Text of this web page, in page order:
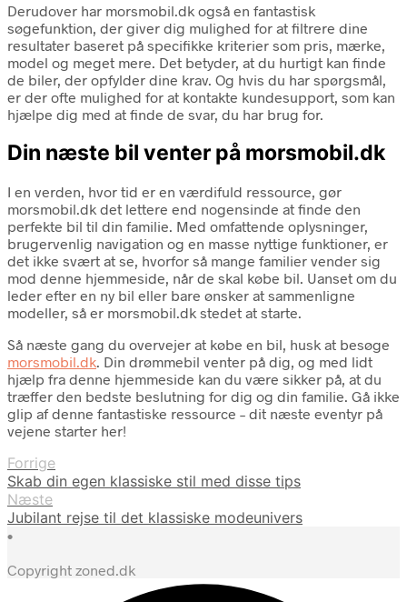
Derudover har morsmobil.dk også en fantastisk
søgefunktion, der giver dig mulighed for at filtrere dine
resultater baseret på specifikke kriterier som pris, mærke,
model og meget mere. Det betyder, at du hurtigt kan finde
de biler, der opfylder dine krav. Og hvis du har spørgsmål,
er der ofte mulighed for at kontakte kundesupport, som kan
hjælpe dig med at finde de svar, du har brug for.
Din næste bil venter på morsmobil.dk
I en verden, hvor tid er en værdifuld ressource, gør
morsmobil.dk det lettere end nogensinde at finde den
perfekte bil til din familie. Med omfattende oplysninger,
brugervenlig navigation og en masse nyttige funktioner, er
det ikke svært at se, hvorfor så mange familier vender sig
mod denne hjemmeside, når de skal købe bil. Uanset om du
leder efter en ny bil eller bare ønsker at sammenligne
modeller, så er morsmobil.dk stedet at starte.
Så næste gang du overvejer at købe en bil, husk at besøge
morsmobil.dk. Din drømmebil venter på dig, og med lidt
hjælp fra denne hjemmeside kan du være sikker på, at du
træffer den bedste beslutning for dig og din familie. Gå ikke
glip af denne fantastiske ressource – dit næste eventyr på
vejene starter her!
Forrige
Skab din egen klassiske stil med disse tips
Næste
Jubilant rejse til det klassiske modeunivers
•
Copyright zoned.dk